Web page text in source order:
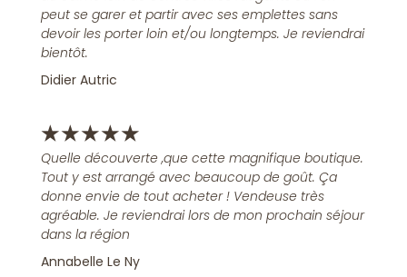
peut se garer et partir avec ses emplettes sans
devoir les porter loin et/ou longtemps. Je reviendrai
bientôt.
Didier Autric
★★★★★
Quelle découverte ,que cette magnifique boutique.
Tout y est arrangé avec beaucoup de goût. Ça
donne envie de tout acheter ! Vendeuse très
agréable. Je reviendrai lors de mon prochain séjour
dans la région
Annabelle Le Ny